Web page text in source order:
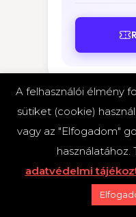
Híralapú mini-
pénzügyi szektor
A felhasználói élmény
sütiket (cookie)
vagy az "Elfogadom"
használatához.
adatvédelmi